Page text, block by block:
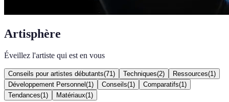
Artisphère
Éveillez l'artiste qui est en vous
Conseils pour artistes débutants(71 ) Techniques(2) Ressources(1 )
Développement Personnel (1 ) Conseils(1 ) Comparatifs(1 )
Tendances(1 ) Matériaux(1 )